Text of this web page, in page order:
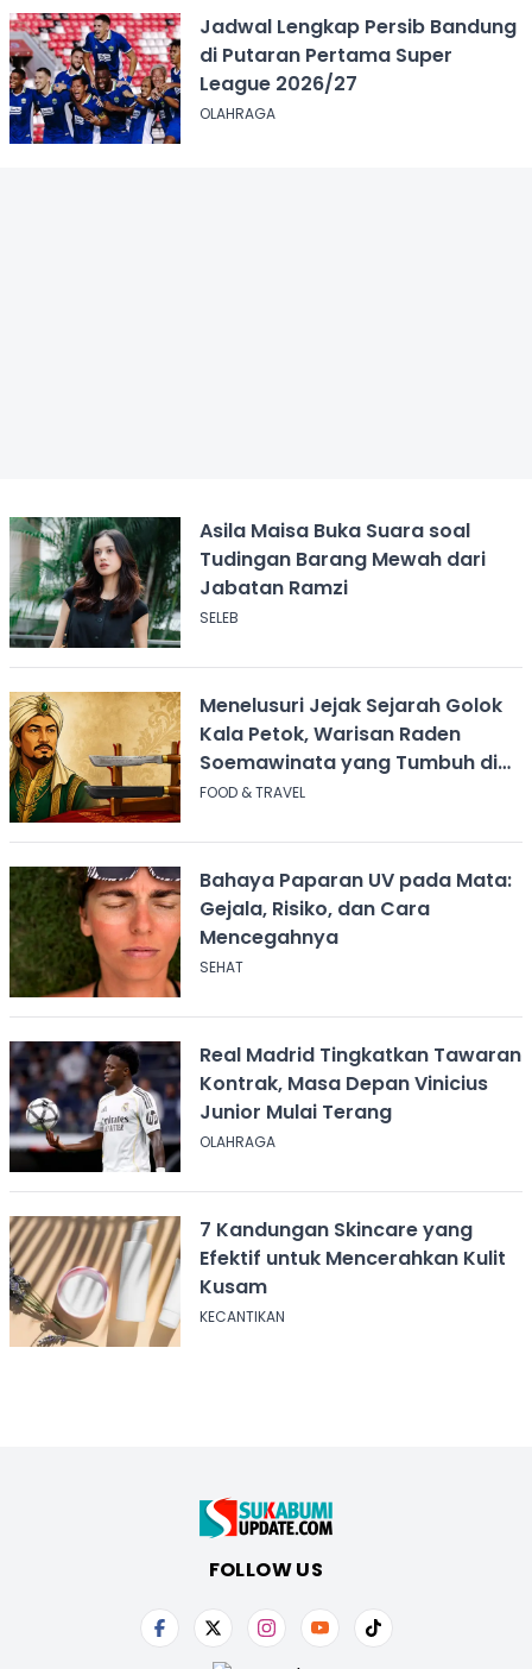
Jadwal Lengkap Persib Bandung
di Putaran Pertama Super
League 2026/27
OLAHRAGA
Asila Maisa Buka Suara soal
Tudingan Barang Mewah dari
Jabatan Ramzi
SELEB
Menelusuri Jejak Sejarah Golok
Kala Petok, Warisan Raden
Soemawinata yang Tumbuh di
Sukabumi
FOOD & TRAVEL
Bahaya Paparan UV pada Mata:
Gejala, Risiko, dan Cara
Mencegahnya
SEHAT
Real Madrid Tingkatkan Tawaran
Kontrak, Masa Depan Vinicius
Junior Mulai Terang
OLAHRAGA
7 Kandungan Skincare yang
Efektif untuk Mencerahkan Kulit
Kusam
KECANTIKAN
FOLLOW US